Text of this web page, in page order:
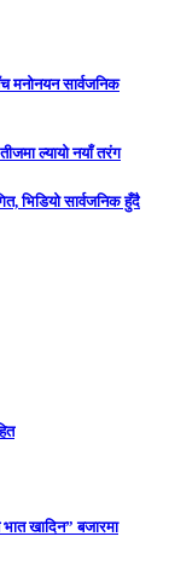
मनोनयन सार्वजनिक
ल्यायो नयाँ तरंग
भिडियो सार्वजनिक हुँदै
खादिन” बजारमा